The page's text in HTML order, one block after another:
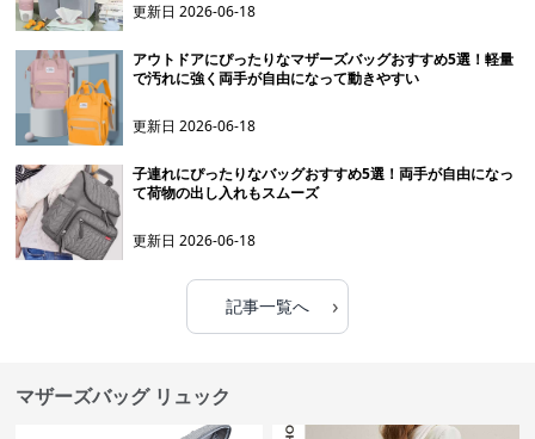
更新日2026-06-18
アウトドアにぴったりなマザーズバッグおすすめ5選！軽量
で汚れに強く両手が自由になって動きやすい
更新日2026-06-18
子連れにぴったりなバッグおすすめ5選！両手が自由になっ
て荷物の出し入れもスムーズ
更新日2026-06-18
記事一覧へ ›
マザーズバッグ リュック